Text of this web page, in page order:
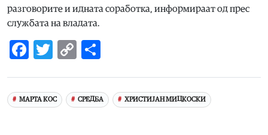
разговорите и идната соработка, информираат од прес
службата на владата.
Facebook
Twitter
Copy
МАРТА КОС СРЕДБА ХРИСТИЈАН МИЦКОСКИ